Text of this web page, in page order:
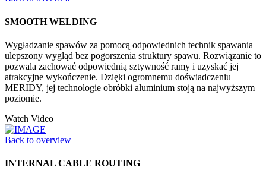
SMOOTH WELDING
Wygładzanie spawów za pomocą odpowiednich technik spawania –
ulepszony wygląd bez pogorszenia struktury spawu. Rozwiązanie to
pozwala zachować odpowiednią sztywność ramy i uzyskać jej
atrakcyjne wykończenie. Dzięki ogromnemu doświadczeniu
MERIDY, jej technologie obróbki aluminium stoją na najwyższym
poziomie.
Watch Video
Back to overview
INTERNAL CABLE ROUTING